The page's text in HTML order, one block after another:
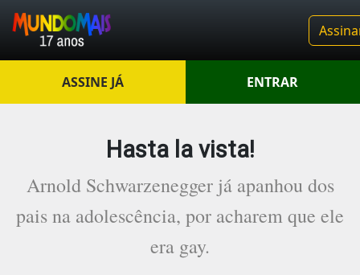
ASSINE JÁ ENTRAR
Hasta la vista!
Arnold Schwarzenegger já apanhou dos
pais na adolescência, por acharem que ele
era gay.